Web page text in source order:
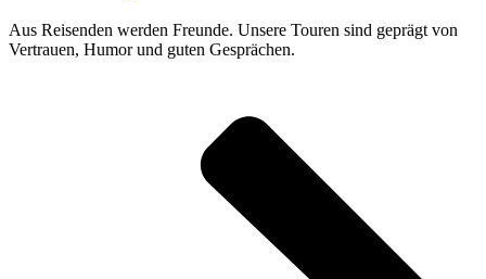
Aus Reisenden werden Freunde. Unsere Touren sind geprägt von
Vertrauen, Humor und guten Gesprächen.